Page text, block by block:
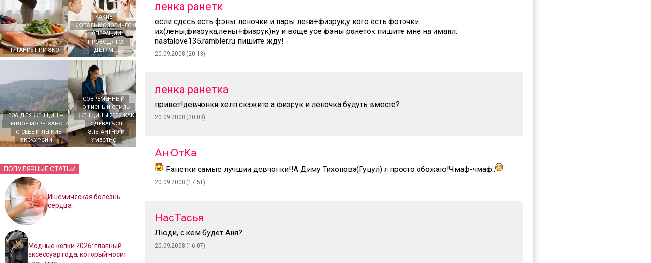
ПИТАНИЕ ПРИ ЭКО
КАКИЕ
ОФТАЛЬМОЛОГИЧЕСКИЕ
ОПЕРАЦИИ
ПРОВОДЯТСЯ
ДЕТЯМ
ГОА ДЛЯ ЖЕНЩИН —
ТЁПЛОЕ МОРЕ, ЗАБОТА
О СЕБЕ И ЛЁГКИЕ
ЭКСКУРСИИ
СОВРЕМЕННЫЙ
ОФИСНЫЙ СТИЛЬ
ЖЕНЩИНЫ 2026: КАК
ОДЕВАТЬСЯ
ЭЛЕГАНТНО И
УМЕСТНО
ПОПУЛЯРНЫЕ СТАТЬИ
Ишемическая болезнь
сердца
Модные кепки 2026: главный
аксессуар года, который носит
ленка ранетк
если сдесь есть фэны леночки и пары лена+физрук;у кого есть фоточки
их(лены,физрука,лены+физрук)ну и воще усе фэны ранеток пишите мне на имаил:
nastalove135.rambler.ru пишите жду!
20.09.2008 (20:13)
ленка ранетка
привет!девчонки хелп:скажите а физрук и леночка будуть вместе?
20.09.2008 (20:08)
АнЮтКа
Ранетки самые лучшии девчонки!!А Диму Тихонова(Гуцул) я просто обожаю!Чмаф-чмаф..
20.09.2008 (17:51)
НасТасья
Люди, с кем будет Аня?
20.09.2008 (16:07)